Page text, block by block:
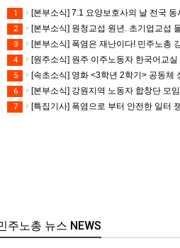
1 [본부소식] 7.1 요양보호사의 날 전국 동
2 [본부소식] 원청교섭 원년. 초기업교섭
3 [본부소식] 폭염은 재난이다! 민주노총
4 [원주소식] 원주 이주노동자 한국어교실
5 [속초소식] 영화 <3학년 2학기> 공동체
6 [본부소식] 강원지역 노동자 합창단 모임
7 [특집기사] 폭염으로 부터 안전한 일터
주노총 뉴스 NEWS